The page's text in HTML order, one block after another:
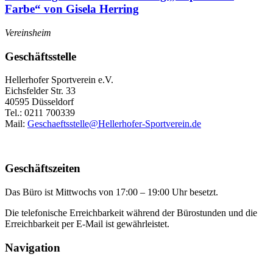
Farbe“ von Gisela Herring
Vereinsheim
Geschäftsstelle
Hellerhofer Sportverein e.V.
Eichsfelder Str. 33
40595 Düsseldorf
Tel.: 0211 700339
Mail: Geschaeftsstelle@Hellerhofer-Sportverein.de
Geschäftszeiten
Das Büro ist Mittwochs von 17:00 – 19:00 Uhr besetzt.
Die telefonische Erreichbarkeit während der Bürostunden und die
Erreichbarkeit per E-Mail ist gewährleistet.
Navigation